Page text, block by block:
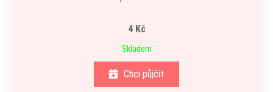
4 Kč
Skladem
Chci půjčit